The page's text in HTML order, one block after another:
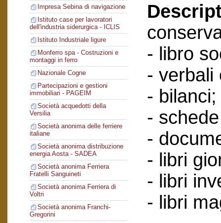
Impresa Sebina di navigazione
Istituto case per lavoratori
dell'industria siderurgica - ICLIS
Istituto Industriale ligure
Monferro spa - Costruzioni e
montaggi in ferro
Nazionale Cogne
Partecipazioni e gestioni
immobiliari - PAGEIM
Società acquedotti della
Versilia
Società anonima delle ferriere
italiane
Società anonima distribuzione
energia Aosta - SADEA
Società anonima Ferriera
Fratelli Sanguineti
Società anonima Ferriera di
Voltri
Società anonima Franchi-
Gregorini
- libro
- verbali
- bilanci;
-
-
- libri
- libri
- libri